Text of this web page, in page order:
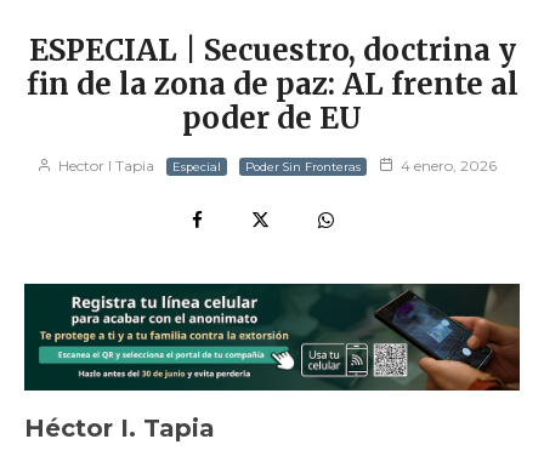
ESPECIAL | Secuestro, doctrina y
fin de la zona de paz: AL frente al
poder de EU
Hector I Tapia Especial Poder Sin Fronteras 4 enero, 2026
Héctor I. Tapia